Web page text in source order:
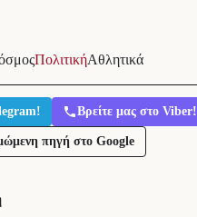
ΠολιτικήΑθλητικά
Βρείτε μας στο Viber!
πηγή στο Google